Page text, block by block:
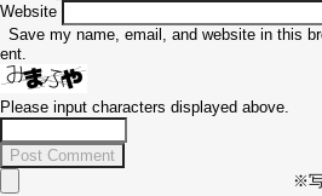
Website
Save my name, email, and website in this
ent.
Please input characters displayed above.
※